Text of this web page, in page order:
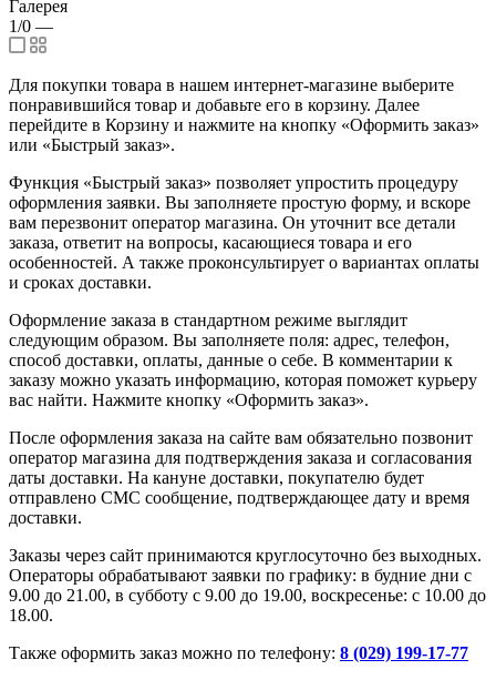
Галерея
1/0 —
Для покупки товара в нашем интернет-магазине выберите
понравившийся товар и добавьте его в корзину. Далее
перейдите в Корзину и нажмите на кнопку «Оформить заказ»
или «Быстрый заказ».
Функция «Быстрый заказ» позволяет упростить процедуру
оформления заявки. Вы заполняете простую форму, и вскоре
вам перезвонит оператор магазина. Он уточнит все детали
заказа, ответит на вопросы, касающиеся товара и его
особенностей. А также проконсультирует о вариантах оплаты
и сроках доставки.
Оформление заказа в стандартном режиме выглядит
следующим образом. Вы заполняете поля: адрес, телефон,
способ доставки, оплаты, данные о себе. В комментарии к
заказу можно указать информацию, которая поможет курьеру
вас найти. Нажмите кнопку «Оформить заказ».
После оформления заказа на сайте вам обязательно позвонит
оператор магазина для подтверждения заказа и согласования
даты доставки. На кануне доставки, покупателю будет
отправлено СМС сообщение, подтверждающее дату и время
доставки.
Заказы через сайт принимаются круглосуточно без выходных.
Операторы обрабатывают заявки по графику: в будние дни с
9.00 до 21.00, в субботу с 9.00 до 19.00, воскресенье: с 10.00 до
18.00.
Также оформить заказ можно по телефону: 8 (029) 199-17-77